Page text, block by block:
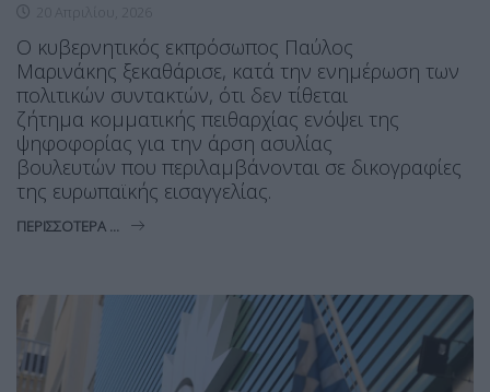
Ο κυβερνητικός εκπρόσωπος Παύλος
Μαρινάκης ξεκαθάρισε, κατά την ενημέρωση των
πολιτικών συντακτών, ότι δεν τίθεται
ζήτημα κομματικής πειθαρχίας ενόψει της
ψηφοφορίας για την άρση ασυλίας
βουλευτών που περιλαμβάνονται σε δικογραφίες
της ευρωπαϊκής εισαγγελίας.
ΠΕΡΙΣΣΌΤΕΡΑ ...